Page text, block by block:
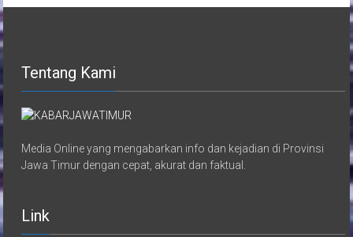
Tentang Kami
Media Online yang mengabarkan info dan kejadian di Provinsi
Jawa Timur dengan cepat, akurat dan faktual.
Link